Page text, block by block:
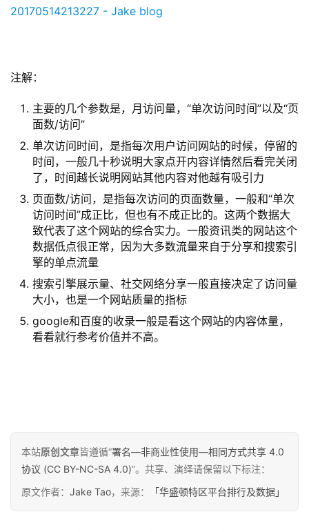
动
态
碎
注解：
主要的几个参数是，月访问量，“单次访问时间”以及“页
面数/访问”
单次访问时间，是指每次用户访问网站的时候，停留的
时间，一般几十秒说明大家点开内容详情然后看完关闭
了，时间越长说明网站其他内容对他越有吸引力
页面数/访问，是指每次访问的页面数量，一般和“单次
访问时间”成正比，但也有不成正比的。这两个数据大
致代表了这个网站的综合实力。一般资讯类的网站这个
数据低点很正常，因为大多数流量来自于分享和搜索引
擎的单点流量
搜索引擎展示量、社交网络分享一般直接决定了访问量
大小，也是一个网站质量的指标
google和百度的收录一般是看这个网站的内容体量，
看看就行参考价值并不高。
本站原创文章皆遵循“署名—非商业性使用—相同方式共享 4.0
协议 (CC BY-NC-SA 4.0)”。共享、演绎请保留以下标注：
原文作者： Jake Tao，来源： 「华盛顿特区平台排行及数据」